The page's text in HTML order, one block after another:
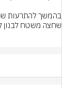
שחצה משטח